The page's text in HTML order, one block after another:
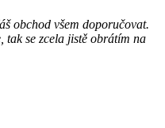
obchod všem doporučovat.
tak se zcela jistě obrátím na